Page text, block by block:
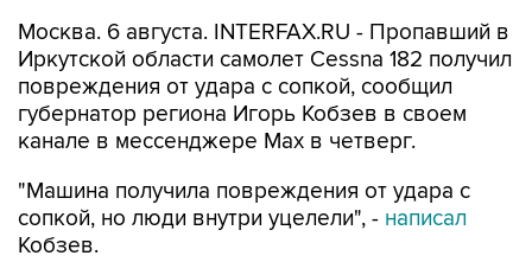
Москва. 6 августа. INTERFAX.RU - Пропавший в
Иркутской области самолет Cessna 182 получил
повреждения от удара с сопкой, сообщил
губернатор региона Игорь Кобзев в своем
канале в мессенджере Мах в четверг.
"Машина получила повреждения от удара с
сопкой, но люди внутри уцелели", - написал
Кобзев.